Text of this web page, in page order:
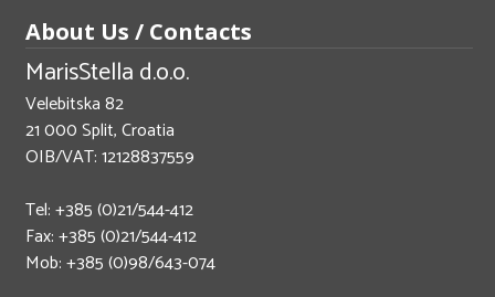
About Us / Contacts
MarisStella d.o.o.
Velebitska 82
21 000 Split, Croatia
OIB/VAT: 12128837559
Tel: +385 (0)21/544-412
Fax: +385 (0)21/544-412
Mob: +385 (0)98/643-074